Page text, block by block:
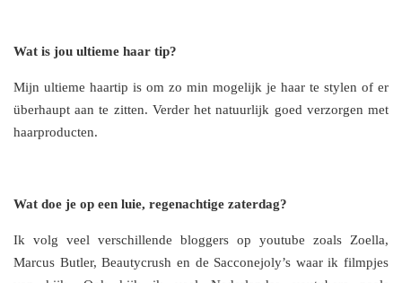
Wat is jou ultieme haar tip?
Mijn ultieme haartip is om zo min mogelijk je haar te stylen of er
überhaupt aan te zitten. Verder het natuurlijk goed verzorgen met
haarproducten.
Wat doe je op een luie, regenachtige zaterdag?
Ik volg veel verschillende bloggers op youtube zoals Zoella,
Marcus Butler, Beautycrush en de Sacconejoly’s waar ik filmpjes